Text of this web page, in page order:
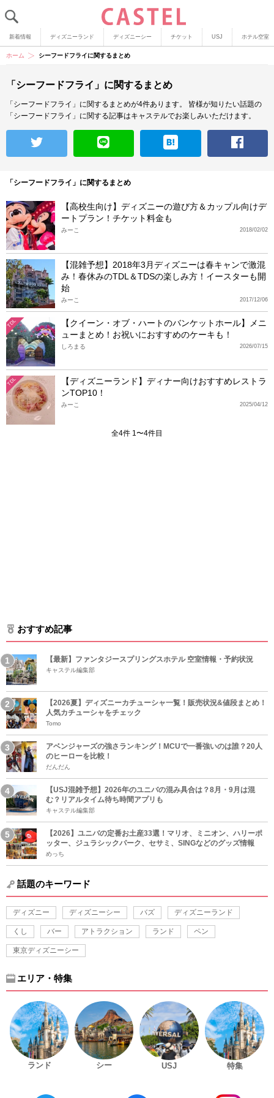
新着情報 ディズニーランド ディズニーシー チケット USJ ホテル空室
ホーム シーフードフライに関するまとめ
「シーフードフライ」に関するまとめ
「シーフードフライ」に関するまとめが4件あります。
皆様が知りたい話題の
「シーフードフライ」に関する記事はキャステルでお楽しみいただけます。
「シーフードフライ」に関するまとめ
【高校生向け】ディズニーの遊び方＆カップル向けデ
ートプラン！チケット料金も
2018/02/02
みーこ
【混雑予想】2018年3月ディズニーは春キャンで激混
み！春休みのTDL＆TDSの楽しみ方！イースターも開
始
2017/12/06
みーこ
TDL
【クイーン・オブ・ハートのバンケットホール】メニ
ューまとめ！お祝いにおすすめのケーキも！
2026/07/15
しろまる
TDL
【ディズニーランド】ディナー向けおすすめレストラ
ンTOP10！
2025/04/12
みーこ
全4件 1〜4件目
おすすめ記事
【最新】ファンタジースプリングスホテル 空室情報・予約状況
キャステル編集部
【2026夏】ディズニーカチューシャ一覧！販売状況&値段まとめ！
人気カチューシャをチェック
Tomo
アベンジャーズの強さランキング！MCUで一番強いのは誰？20人
のヒーローを比較！
だんだん
【USJ混雑予想】2026年のユニバの混み具合は？8月・9月は混
む？リアルタイム待ち時間アプリも
キャステル編集部
【2026】ユニバの定番お土産33選！マリオ、ミニオン、ハリーポ
ッター、ジュラシックパーク、セサミ、SINGなどのグッズ情報
めっち
話題のキーワード
ディズニー ディズニーシー バズ ディズニーランド
くし バー アトラクション ランド ペン
東京ディズニーシー
エリア・特集
ランド シー USJ 特集